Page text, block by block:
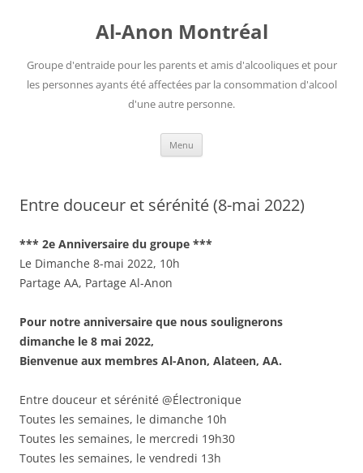
Al-Anon Montréal
Groupe d'entraide pour les parents et amis d'alcooliques et pour
les personnes ayants été affectées par la consommation d'alcool
d'une autre personne.
Menu
Entre douceur et sérénité (8-mai 2022)
*** 2e Anniversaire du groupe ***
Le Dimanche 8-mai 2022, 10h
Partage AA, Partage Al-Anon
Pour notre anniversaire que nous soulignerons
dimanche le 8 mai 2022,
Bienvenue aux membres Al-Anon, Alateen, AA.
Entre douceur et sérénité @Électronique
Toutes les semaines, le dimanche 10h
Toutes les semaines, le mercredi 19h30
Toutes les semaines, le vendredi 13h